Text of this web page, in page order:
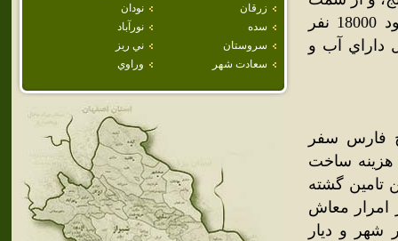
زرقان
نودان
سده
نورآباد
سروستان
ني ريز
سعادت شهر
وراوي
مشرق به گراش و لار محدود مي‌گردد. جمعيت شهر اوز در حدود 18000 نفر
داراي آب و
فارس سفر
هزينه ساخت
تامين گشته
امرار معاش
شهر و ديار